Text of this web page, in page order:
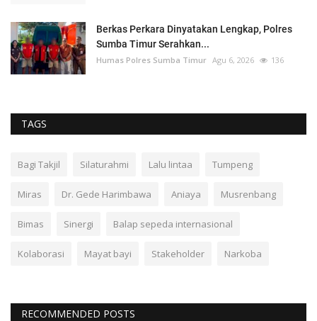
Berkas Perkara Dinyatakan Lengkap, Polres
Sumba Timur Serahkan...
Humas Polres Sumba Timur Agu 6, 2026 136
TAGS
Bagi Takjil Silaturahmi Lalu lintaa Tumpeng
Miras Dr. Gede Harimbawa Aniaya Musrenbang
Bimas Sinergi Balap sepeda internasional
Kolaborasi Mayat bayi Stakeholder Narkoba
RECOMMENDED POSTS